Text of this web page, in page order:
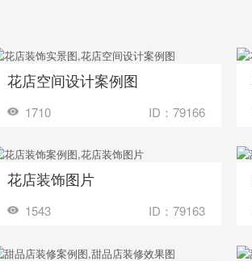
收藏 装修成这样要花多少钱？
花店空间设计案例图
1710 ID：79166
收藏 装修成这样要花多少钱？
花店装饰图片
1543 ID：79163